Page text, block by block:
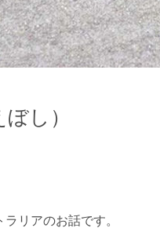
し）
リアのお話です。